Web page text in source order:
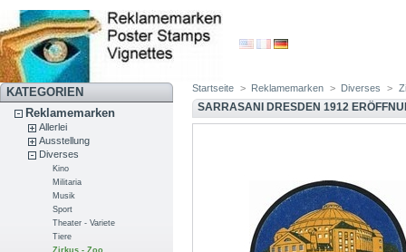
KATEGORIEN
Reklamemarken
Allerlei
Ausstellung
Diverses
Kino
Militaria
Musik
Sport
Theater - Variete
Tiere
Zirkus - Zoo
Startseite > Reklamemarken > Diverses >
SARRASANI DRESDEN 1912